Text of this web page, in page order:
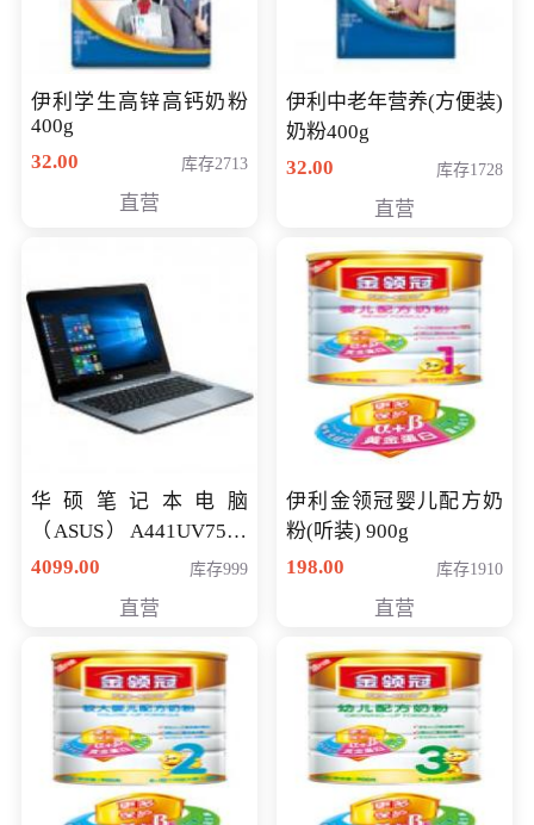
伊利学生高锌高钙奶粉
400g
32.00
库存2713
直营
伊利中老年营养(方便装)
奶粉400g
32.00
库存1728
直营
华硕笔记本电脑
（ASUS）A441UV7500
顽石（7代i7-7500U 4G
4099.00 库存999
直营
伊利金领冠婴儿配方奶
粉(听装) 900g
198.00
库存1910
直营